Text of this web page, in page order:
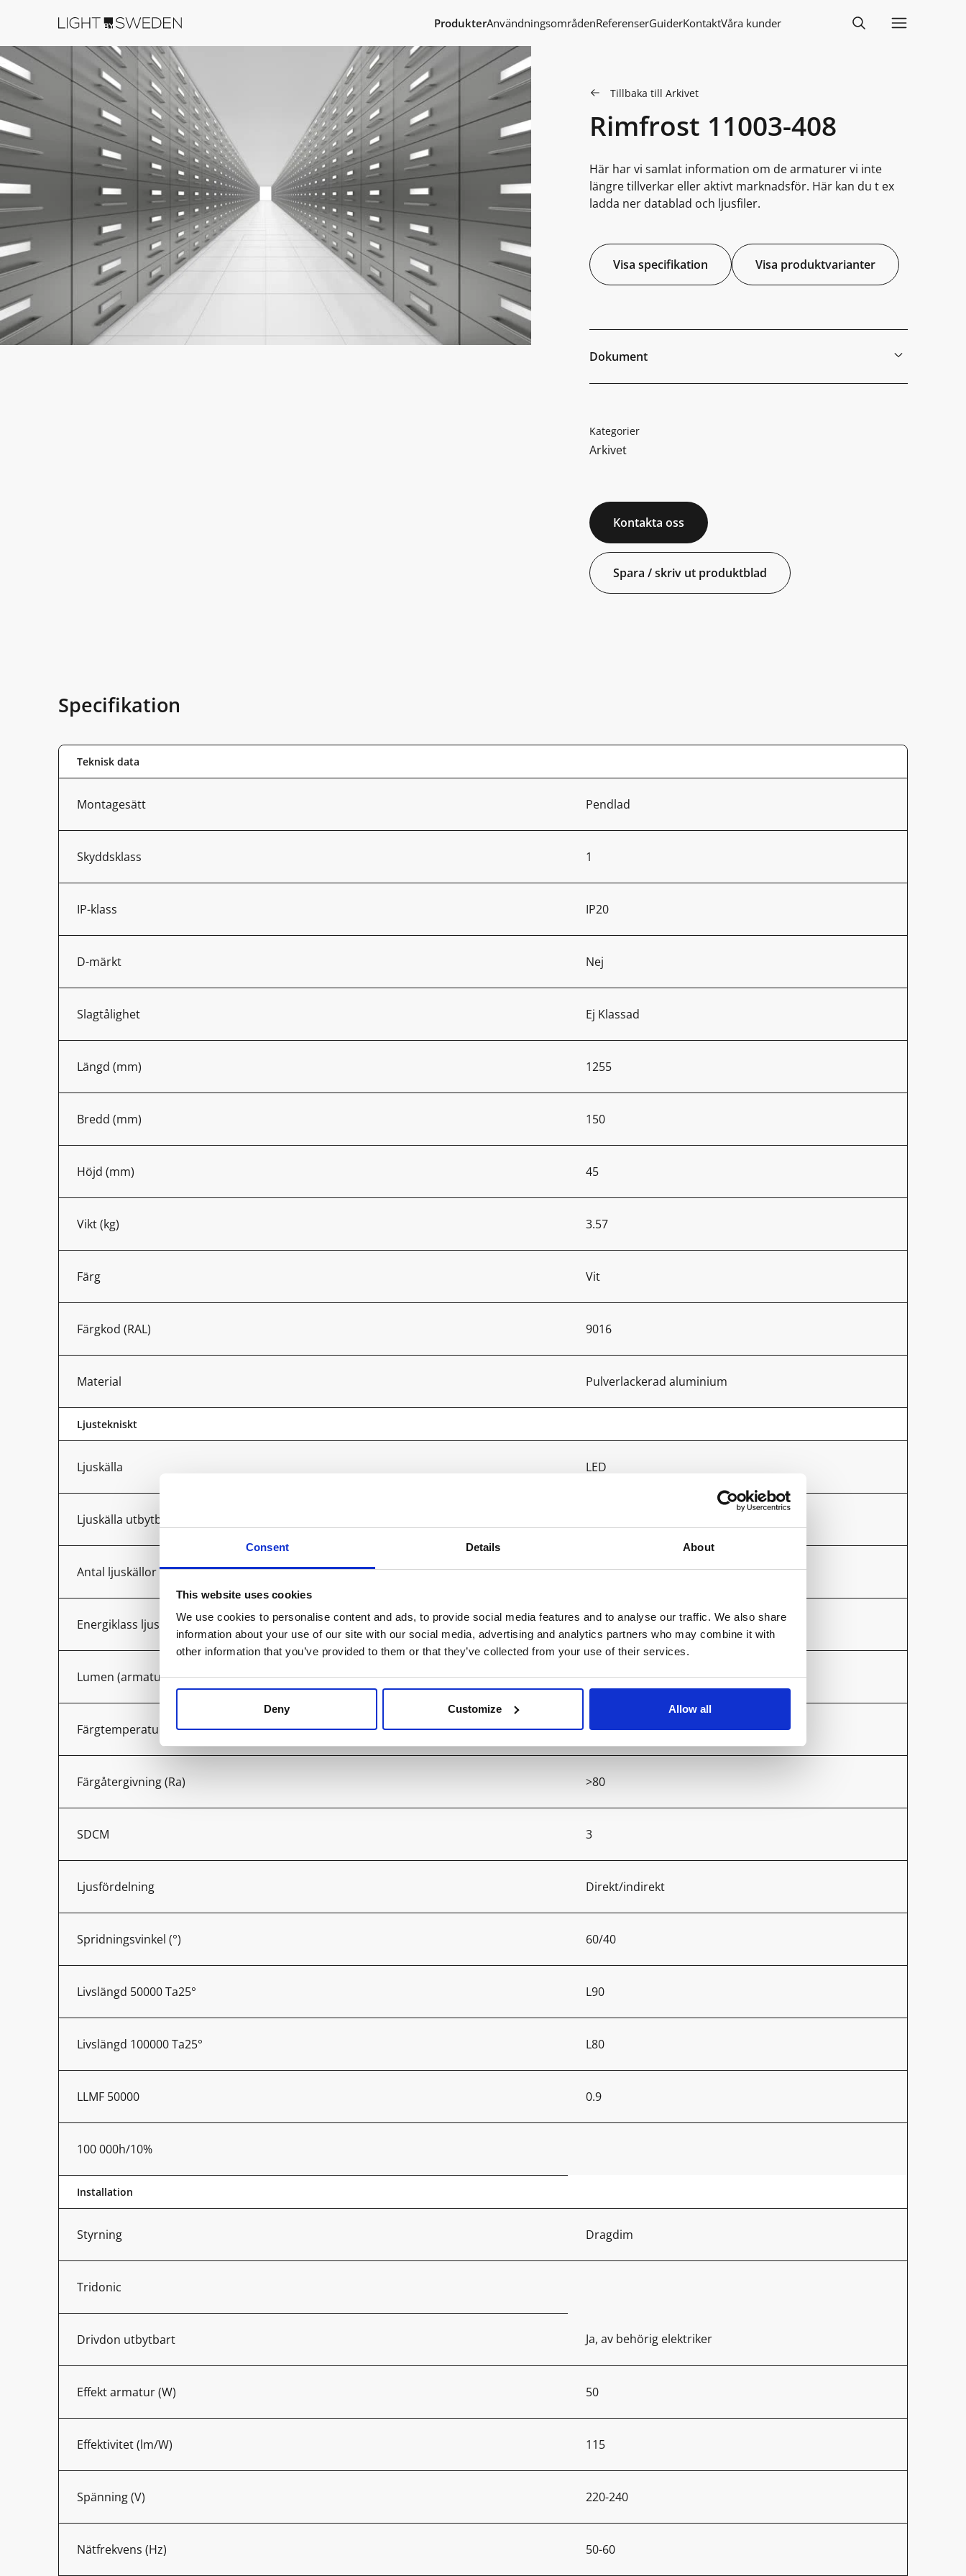
Consent Details About
This website uses cookies
We use cookies to personalise content and ads, to provide social media features and to analyse our traffic. We also share
information about your use of our site with our social media, advertising and analytics partners who may combine it with
other information that you’ve provided to them or that they’ve collected from your use of their services.
Deny Customize Allow all
ProdukterAnvändningsområdenReferenserGuiderKontaktVåra kunder
Tillbaka till Arkivet
Rimfrost 11003-408
Här har vi samlat information om de armaturer vi inte
längre tillverkar eller aktivt marknadsför. Här kan du t ex
ladda ner datablad och ljusfiler.
Visa specifikation Visa produktvarianter
Dokument
Kategorier
Arkivet
Kontakta oss
Spara / skriv ut produktblad
Specifikation
Teknisk data
Montagesätt Pendlad
Skyddsklass 1
IP-klass IP20
D-märkt Nej
Slagtålighet Ej Klassad
Längd (mm) 1255
Bredd (mm) 150
Höjd (mm) 45
Vikt (kg) 3.57
Färg Vit
Färgkod (RAL) 9016
Material Pulverlackerad aluminium
Ljustekniskt
Ljuskälla LED
Ljuskälla utbytbar
Antal ljuskällor 2
Energiklass ljuskälla C/D
Lumen (armatur) 5780
Färgtemperatur (K) 4000
Färgåtergivning (Ra) >80
SDCM 3
Ljusfördelning Direkt/indirekt
Spridningsvinkel (°) 60/40
Livslängd 50000 Ta25° L90
Livslängd 100000 Ta25° L80
LLMF 50000 0.9
100 000h/10%
Installation
Styrning Dragdim
Tridonic
Drivdon utbytbart Ja, av behörig elektriker
Effekt armatur (W) 50
Effektivitet (lm/W) 115
Spänning (V) 220-240
Nätfrekvens (Hz) 50-60